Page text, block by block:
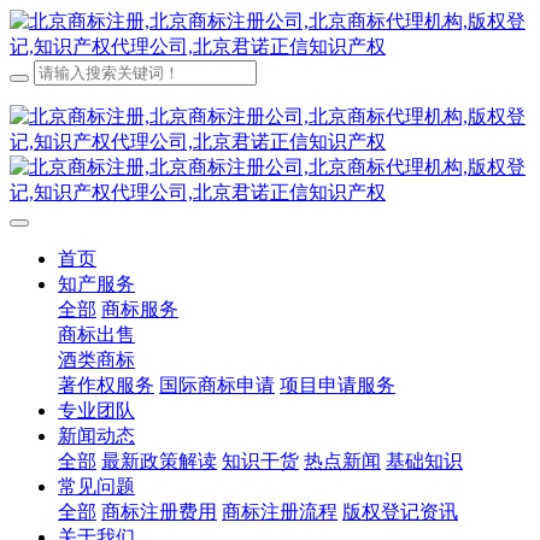
首页
知产服务
全部 商标服务
商标出售
酒类商标
著作权服务 国际商标申请 项目申请服务
专业团队
新闻动态
全部 最新政策解读 知识干货 热点新闻 基础知识
常见问题
全部 商标注册费用 商标注册流程 版权登记资讯